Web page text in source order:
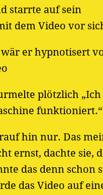
starrte auf sein
dem Video vor
er hypnotisert
plötzlich „Ich
funktioniert.“
hin nur. Das
ernst, dachte sie,
das denn schon
das Video auf